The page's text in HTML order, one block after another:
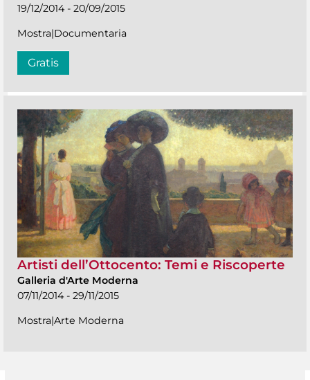
19/12/2014 - 20/09/2015
Mostra|Documentaria
Gratis
Artisti dell’Ottocento: Temi e Riscoperte
Galleria d'Arte Moderna
07/11/2014 - 29/11/2015
Mostra|Arte Moderna